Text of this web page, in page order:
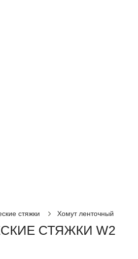
стяжки Хомут ленточный
СТЯЖКИ W2